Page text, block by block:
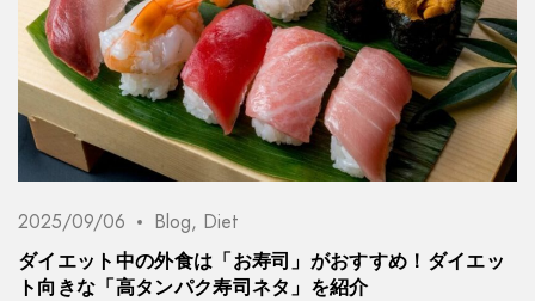
2025/09/06 Blog, Diet
ダイエット中の外食は「お寿司」がおすすめ！ダイエッ
ト向きな「高タンパク寿司ネタ」を紹介